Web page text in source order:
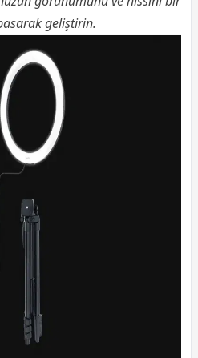
geliştirin.